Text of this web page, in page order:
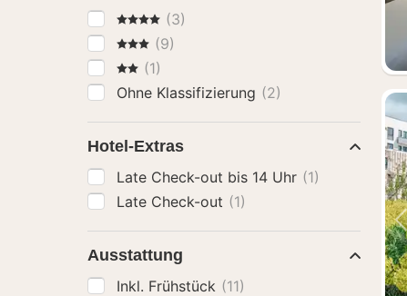
4 Sterne(3)
3 Sterne
(9)
2 Sterne
(1)
Ohne Klassifizierung (2)
Hotel-Extras
Late Check-out bis 14 Uhr (1)
Late Check-out (1)
Ausstattung
Inkl. Frühstück (11)